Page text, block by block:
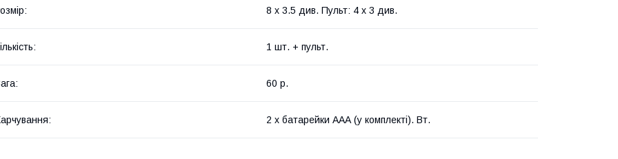
8 х 3.5 див. Пульт: 4 х 3 див.
1 шт. + пульт.
60 р.
2 х батарейки ААА (у комплекті). Вт.